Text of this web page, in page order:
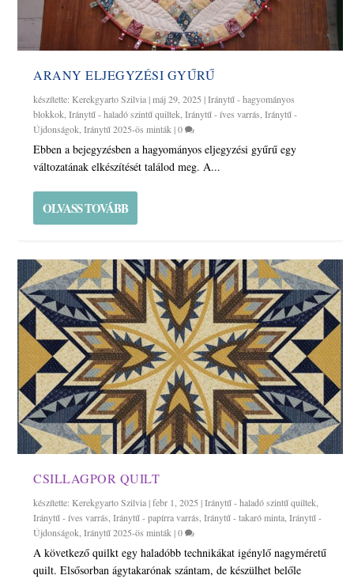
ARANY ELJEGYZÉSI GYŰRŰ
készítette:Kerekgyarto Szilvia|máj 29, 2025 |Iránytű - hagyományos
blokkok ,Iránytű - haladó szintű quiltek ,Iránytű - íves varrás ,Iránytű -
Újdonságok ,Iránytű 2025-ös minták |0
Ebben a bejegyzésben a hagyományos eljegyzési gyűrű egy
változatának elkészítését találod meg. A...
OLVASS TOVÁBB
CSILLAGPOR QUILT
készítette:Kerekgyarto Szilvia|febr 1, 2025 |Iránytű - haladó szintű quiltek
Iránytű - íves varrás ,Iránytű - papírra varrás ,Iránytű - takaró minta ,Iránytű -
Újdonságok ,Iránytű 2025-ös minták |0
A következő quilkt egy haladóbb technikákat igénylő nagyméretű
quilt. Elsősorban ágytakarónak szántam, de készülhet belőle